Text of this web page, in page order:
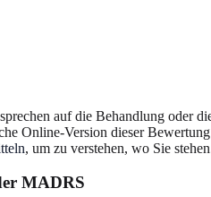
auf die Behandlung
Online-Version dieser
, um zu verstehen, wo Sie
MADRS